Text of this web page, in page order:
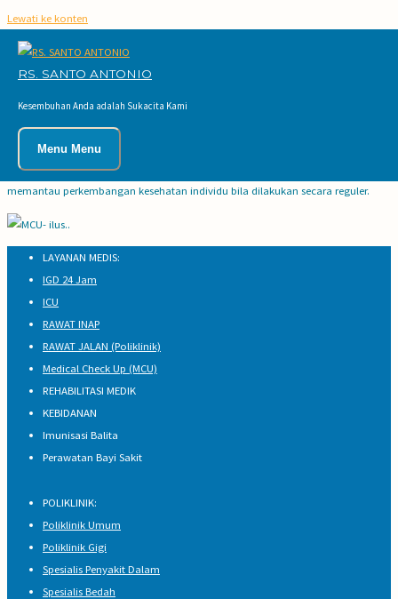
Lewati ke konten
RS. SANTO ANTONIO
Kesembuhan Anda adalah Sukacita Kami
Menu Menu
LAYANAN
MEDICAL CHECK UP (MCU)
adanya suatu penyakit atau kondisi yang dapat menyebabkan gangguan
kesehatan, menilai faktor resiko terhadap penyakit tertentu, serta untuk
memantau perkembangan kesehatan individu bila dilakukan secara reguler.
LAYANAN MEDIS:
IGD 24 Jam
ICU
RAWAT INAP
RAWAT JALAN (Poliklinik)
Medical Check Up (MCU)
REHABILITASI MEDIK
KEBIDANAN
Imunisasi Balita
Perawatan Bayi Sakit
POLIKLINIK:
Poliklinik Umum
Poliklinik Gigi
Spesialis Penyakit Dalam
Spesialis Bedah